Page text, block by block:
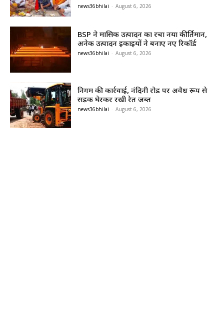
news36bhilai - August 6, 2026
BSP ने मासिक उत्पादन का रचा नया कीर्तिमान,
अनेक उत्पादन इकाइयों ने बनाए नए रिकॉर्ड
news36bhilai - August 6, 2026
निगम की कार्रवाई, नंदिनी रोड पर अवैध रूप से
सड़क घेरकर रखी रेत जब्त
news36bhilai - August 6, 2026